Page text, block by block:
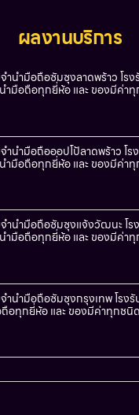
ผลงานบริการ
ำนำมือถือซัมซุงลาดพร้าว โร
ำมือถือทุกยี่ห้อ และ ของมีค่าทุ
ำนำมือถือออปโป้ลาดพร้าว โ
ำมือถือทุกยี่ห้อ และ ของมีค่าทุ
ำนำมือถือซัมซุงแจ้งวัฒนะ โร
ำมือถือทุกยี่ห้อ และ ของมีค่าทุ
ำนำมือถือซัมซุงกรุงเทพ โรง
อทุกยี่ห้อ และ ของมีค่าทุกชนิด